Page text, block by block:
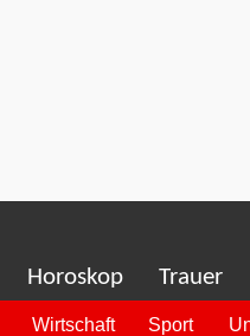
Horoskop Trauer
Wirtschaft Sport